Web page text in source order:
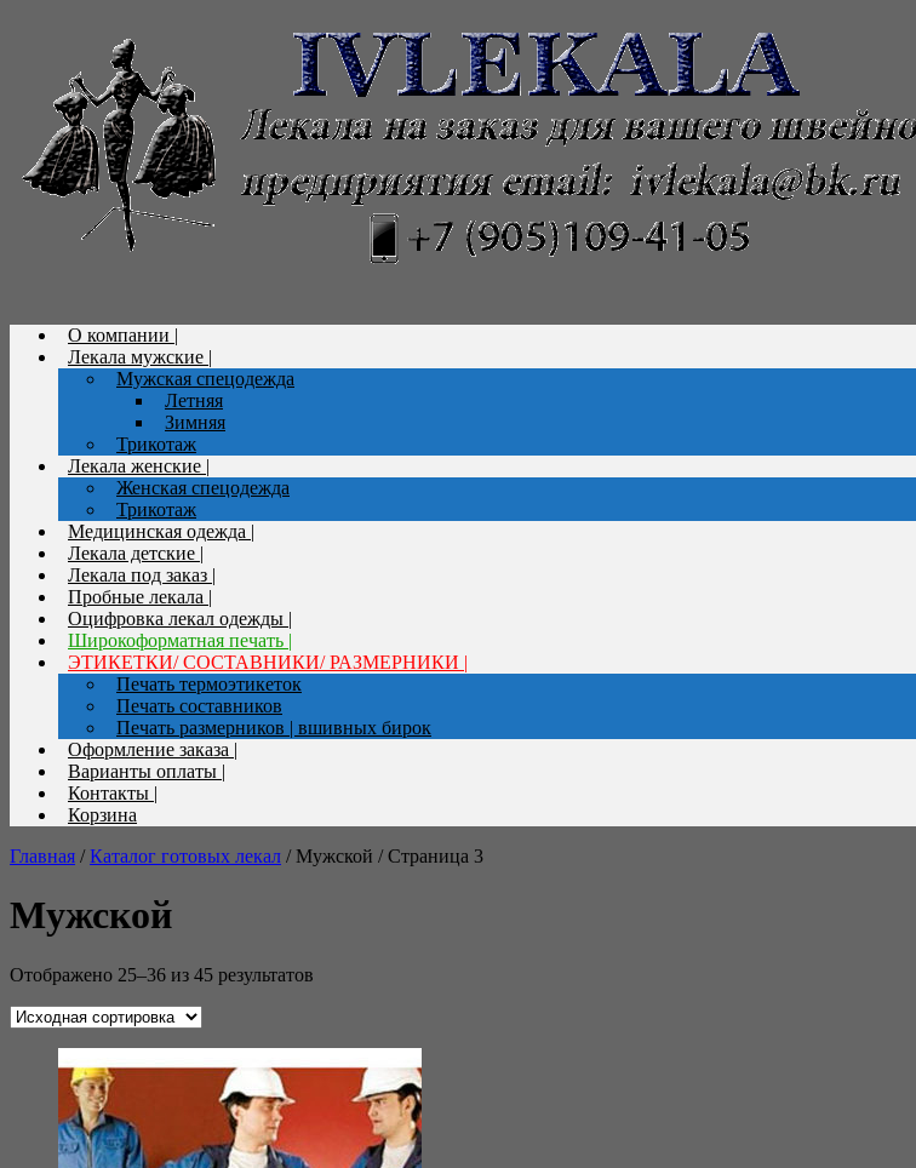
О компании |
Лекала мужские |
Мужская спецодежда
Летняя
Зимняя
Трикотаж
Лекала женские |
Женская спецодежда
Трикотаж
Медицинская одежда |
Лекала детские |
Лекала под заказ |
Пробные лекала |
Оцифровка лекал одежды |
Широкоформатная печать |
ЭТИКЕТКИ/ СОСТАВНИКИ/ РАЗМЕРНИКИ |
Печать термоэтикеток
Печать составников
Печать размерников | вшивных бирок
Оформление заказа |
Варианты оплаты |
Контакты |
Корзина
Главная /Каталог готовых лекал / Мужской / Страница 3
Мужской
Отображено 25–36 из 45 результатов